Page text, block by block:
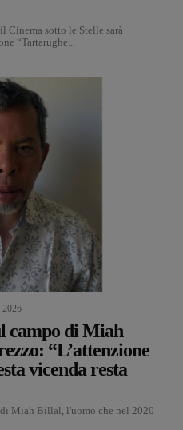
Cinema sotto le Stelle sarà
“Tartarughe...
2026
campo di Miah
“L’attenzione
vicenda resta
Miah Billal, l'uomo che nel 2020